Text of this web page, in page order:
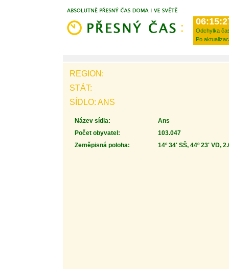
Odchylka
Po
REGION:
STÁT:
SÍDLO: ANS
Název sídla:
Ans
Počet obyvatel:
103.047
Zeměpisná poloha:
14º 34' SŠ, 44º 23' VD,